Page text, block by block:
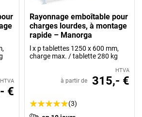
HTVA
€
Rayonnage emboîtable pour
charges lourdes, à montage
rapide – Manorga
l x p tablettes 1250 x 600 mm,
charge max. / tablette 280 kg
HTVA
à partir de 315,- €
(3)